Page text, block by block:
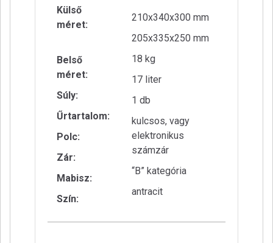
Külső
méret:
Belső
méret:
Súly:
Űrtartalom:
Polc:
Zár:
Mabisz:
Szín:
210x340x300 mm
205x335x250 mm
18 kg
17 liter
1 db
kulcsos, vagy
elektronikus
számzár
“B” kategória
antracit